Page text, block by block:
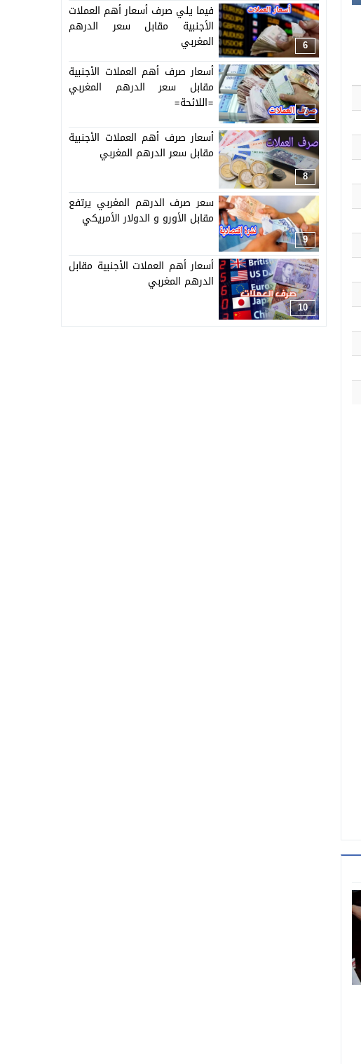
6
فيما يلي صرف أسعار أهم العملات
الأجنبية مقابل سعر الدرهم
المغربي
7
أسعار صرف أهم العملات الأجنبية
مقابل سعر الدرهم المغربي
=اللائحة=
8
أسعار صرف أهم العملات الأجنبية
مقابل سعر الدرهم المغربي
9
سعر صرف الدرهم المغربي يرتفع
مقابل الأورو و الدولار الأمريكي
10
أسعار أهم العملات الأجنبية مقابل
الدرهم المغربي